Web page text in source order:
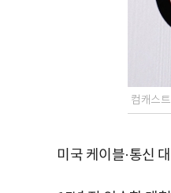
컴캐스
미국 케이블·통신